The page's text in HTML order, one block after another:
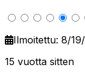
Ilmoitettu: 8/
15 vuotta sitten